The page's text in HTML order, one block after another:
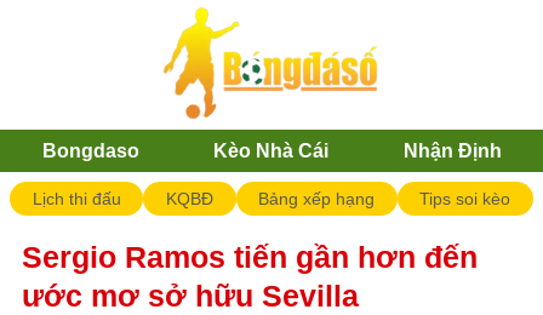
Bongdaso Kèo Nhà Cái Nhận Định
Lịch thi đấu KQBĐ Bảng xếp hạng Tips soi kèo
Sergio Ramos tiến gần hơn đến
ước mơ sở hữu Sevilla